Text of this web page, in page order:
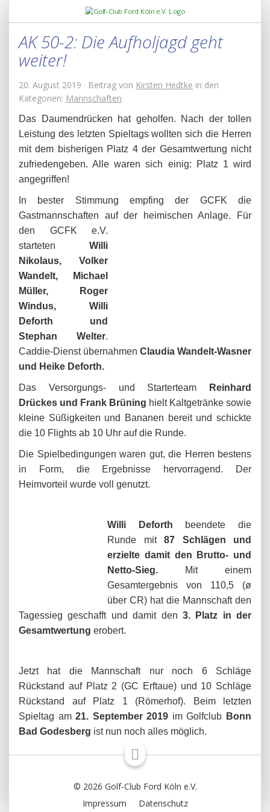
AK 50-2: Die Aufholjagd geht
weiter!
20. August 2019 · Beitrag von Kirsten Hedtke in den
Kategorien: Mannschaften
Das Daumendrücken hat geholfen. Nach der tollen
Leistung des letzten Spieltags wollten sich die Herren
mit dem bisherigen Platz 4 der Gesamtwertung nicht
zufriedengeben. Alle waren sich einig: Platz 1 wird
angegriffen!
In bester Stimmung empfing der GCFK die
Gastmannschaften auf der heimischen Anlage. Für
den GCFK e.V.
starteten Willi
Nikolaus, Volker
Wandelt, Michael
Müller, Roger
Windus, Willi
Deforth und
Stephan Welter.
Caddie-Dienst übernahmen Claudia Wandelt-Wasner
und Heike Deforth.
Das Versorgungs- und Starterteam
Reinhard
Drückes und Frank Brüning hielt Kaltgetränke sowie
kleine Süßigkeiten und Bananen bereit und schickte
die 10 Flights ab 10 Uhr auf die Runde.
Die Spielbedingungen waren gut, die Herren bestens
in Form, die Ergebnisse hervorragend. Der
Heimvorteil wurde voll genutzt.
Willi Deforth beendete die
Runde mit 87 Schlägen und
erzielte damit den Brutto- und
Netto-Sieg.
Mit einem
Gesamtergebnis von 110,5 (ø
über CR) hat die Mannschaft den
Tagessieg geschafft und damit den 3. Platz in der
Gesamtwertung erobert.
Jetzt hat die Mannschaft nur noch 6 Schläge
Rückstand auf Platz 2 (GC Erftaue) und 10 Schläge
Rückstand auf Platz 1 (Römerhof). Beim letzten
Spieltag am21. September 2019 im Golfclub Bonn
Bad Godesberg ist nun noch alles möglich.
© 2026 Golf-Club Ford Köln e.V.
Impressum
Datenschutz